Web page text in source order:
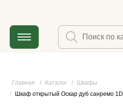
Главная / Каталог /
Шкафы
/
Шкаф открытый Оскар дуб санремо 1D